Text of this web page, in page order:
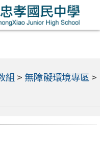
組 > 無障礙環境專區 >